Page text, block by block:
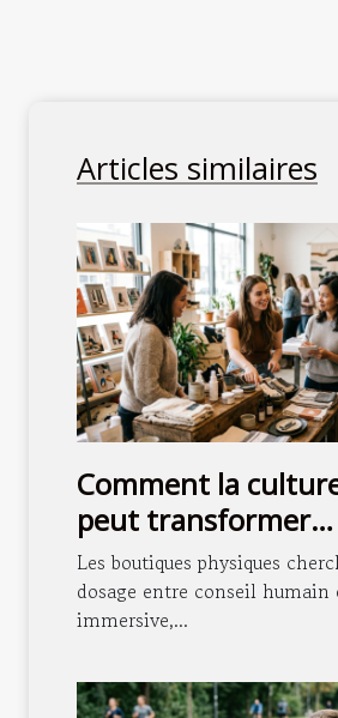
Articles similaires
Comment la
peut transformer
l'expérience client
boutique
Les boutiques physiques
dosage entre conseil humain
immersive,...